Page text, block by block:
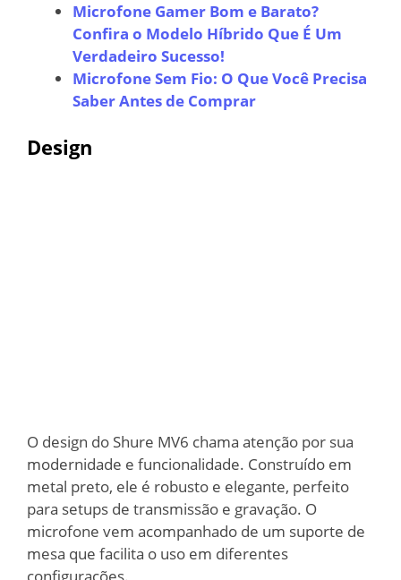
Microfone Gamer Bom e Barato?
Confira o Modelo Híbrido Que É Um
Verdadeiro Sucesso!
Microfone Sem Fio: O Que Você Precisa
Saber Antes de Comprar
Design
O design do Shure MV6 chama atenção por sua
modernidade e funcionalidade. Construído em
metal preto, ele é robusto e elegante, perfeito
para setups de transmissão e gravação. O
microfone vem acompanhado de um suporte de
mesa que facilita o uso em diferentes
configurações.